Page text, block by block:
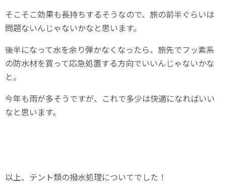
そこそこ効果も長持ちするそうなので、旅の前半ぐらいは
問題ないんじゃないかなと思います。
後半になって水を余り弾かなくなったら、旅先でフッ素系
の防水材を買って応急処置する方向でいいんじゃないかな
と。
今年も雨が多そうですが、これで多少は快適になればいい
なと思います。
以上、テント類の撥水処理についてでした！